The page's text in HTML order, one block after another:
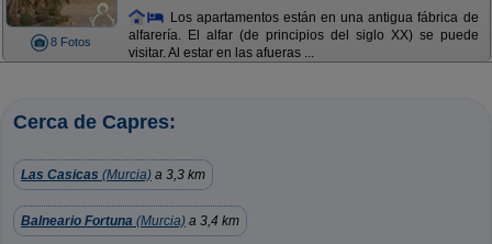
8 Fotos
Los apartamentos están en una antigua fábrica de
alfarería. El alfar (de principios del siglo XX) se puede
visitar. Al estar en las afueras ...
Cerca de Capres:
Las Casicas (Murcia) a 3,3 km
Balneario Fortuna (Murcia) a 3,4 km